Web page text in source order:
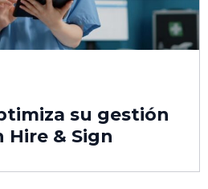
su gestión
Hire & Sign